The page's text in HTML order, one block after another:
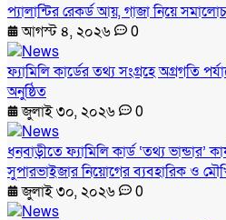
প্যালান্টির রেকর্ড আয়, গাজা নিয়ে
আগস্ট ৪, ২০২৬
0
ফ্যামিলি কার্ডের তথ্য সংগ্রহে অগ্রগতি
অনুষ্ঠিত
জুলাই ৩০, ২০২৬
0
ধনবাড়ীতে ফ্যামিলি কার্ড ‘তথ্য ভান্ডার’
সুপারভাইজার নিয়োগের ব্যবহারিক ও
জুলাই ৩০, ২০২৬
0